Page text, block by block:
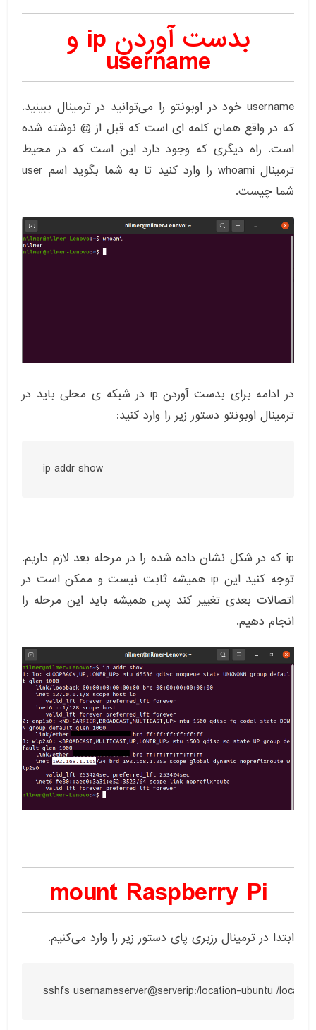
بدست آوردن ip و
username
username خود در اوبونتو را می‌توانید در ترمینال ببینید.
که در واقع همان کلمه ای است که قبل از @ نوشته شده
است. راه دیگری که وجود دارد این است که در محیط
ترمینال whoami را وارد کنید تا به شما بگوید اسم user
شما چیست.
در ادامه برای بدست آوردن ip در شبکه ی محلی باید در
ترمینال اوبونتو دستور زیر را وارد کنید:
ip addr show
ip که در شکل نشان داده شده را در مرحله بعد لازم داریم.
توجه کنید این ip همیشه ثابت نیست و ممکن است در
اتصالات بعدی تغییر کند پس همیشه باید این مرحله را
انجام دهیم.
mount Raspberry Pi
ابتدا در ترمینال رزبری ‌پای دستور زیر را وارد می‌کنیم.
sshfs usernameserver@serverip:/location-ubuntu /